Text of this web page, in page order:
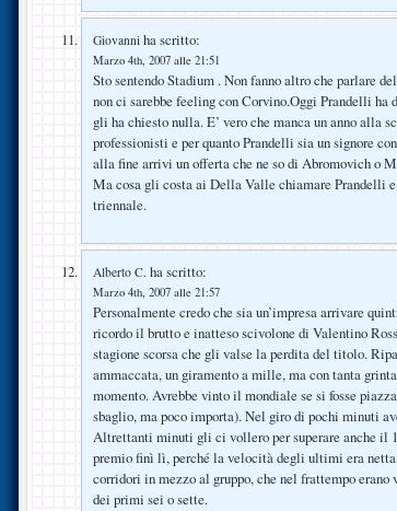
Giovanni ha scritto:
Marzo 4th, 2007 alle 21:51
Sto sentendo Stadium . Non fanno altro che parlare
non ci sarebbe feeling con Corvino.Oggi Prandelli ha
gli ha chiesto nulla. E’ vero che manca un anno alla
professionisti e per quanto Prandelli sia un signore
alla fine arrivi un offerta che ne so di Abromovich o
Ma cosa gli costa ai Della Valle chiamare Prandelli
triennale.
Alberto C. ha scritto:
Marzo 4th, 2007 alle 21:57
Personalmente credo che sia un’impresa arrivare
ricordo il brutto e inatteso scivolone di Valentino
stagione scorsa che gli valse la perdita del titolo.
ammaccata, un giramento a mille, ma con tanta
momento. Avrebbe vinto il mondiale se si fosse
sbaglio, ma poco importa). Nel giro di pochi minuti
Altrettanti minuti gli ci vollero per superare anche il
premio finì lì, perché la velocità degli ultimi era
corridori in mezzo al gruppo, che nel frattempo
dei primi sei o sette.